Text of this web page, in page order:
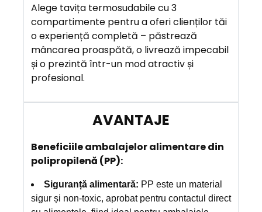
Alege tavița termosudabile cu 3
compartimente pentru a oferi clienților tăi
o experiență completă – păstrează
mâncarea proaspătă, o livrează impecabil
și o prezintă într-un mod atractiv și
profesional.
Beneficiile ambalajelor alimentare din
polipropilenă (PP):
Siguranță alimentară: PP este un material
sigur și non-toxic, aprobat pentru contactul direct